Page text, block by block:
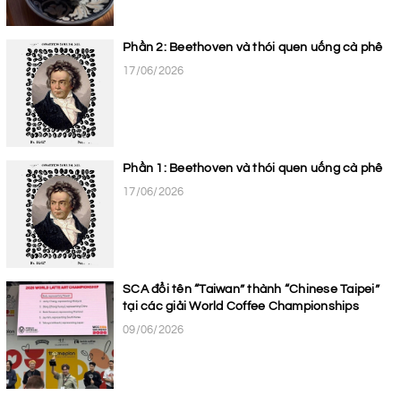
Phần 2: Beethoven và thói quen uống cà phê
17/06/2026
Phần 1: Beethoven và thói quen uống cà phê
17/06/2026
SCA đổi tên “Taiwan” thành “Chinese Taipei”
tại các giải World Coffee Championships
09/06/2026